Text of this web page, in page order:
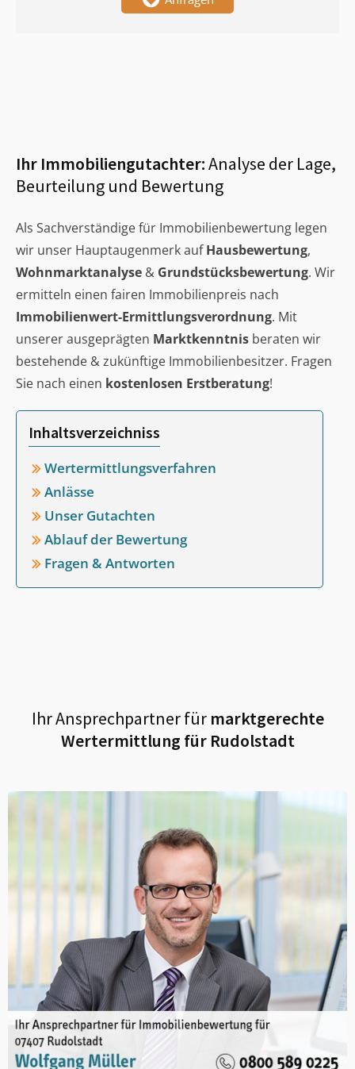
Ihr Immobiliengutachter:Analyse der Lage,
Beurteilung und Bewertung
Als Sachverständige für Immobilienbewertung legen
wir unser Hauptaugenmerk aufHausbewertung,
Wohnmarktanalyse & Grundstücksbewertung. Wir
ermitteln einen fairen Immobilienpreis nach
Immobilienwert-Ermittlungsverordnung. Mit
unserer ausgeprägten Marktkenntnis beraten wir
bestehende & zukünftige Immobilienbesitzer. Fragen
Sie nach einen kostenlosen Erstberatung!
Inhaltsverzeichniss
Wertermittlungsverfahren
Anlässe
Unser Gutachten
Ablauf der Bewertung
Fragen & Antworten
Ihr Ansprechpartner fürmarktgerechte
Wertermittlung für Rudolstadt